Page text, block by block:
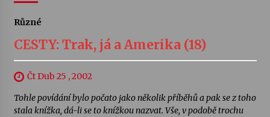
Různé
CESTY: Trak, já a Amerika (18)
Čt Dub 25 , 2002
Tohle povídání bylo počato jako několik příběhů a pak se z toho
stala knížka, dá-li se to knížkou nazvat. Vše, v podobě trochu